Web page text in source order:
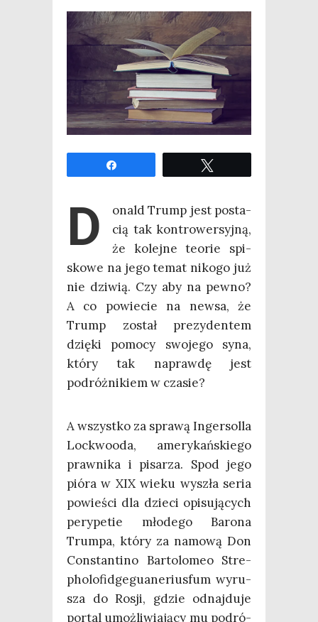
D
onald Trump jest posta­
cią tak kon­tro­wer­syj­ną,
że kolej­ne teo­rie spi­
sko­we na jego temat niko­go już
nie dzi­wią. Czy aby na pew­no?
A co powie­cie na new­sa, że
Trump został pre­zy­den­tem
dzię­ki pomo­cy swo­je­go syna,
któ­ry tak napraw­dę jest
podróż­ni­kiem w czasie?
A wszyst­ko za spra­wą Inger­sol­la
Loc­kwo­oda, ame­ry­kań­skie­go
praw­ni­ka i pisa­rza. Spod jego
pió­ra w XIX wie­ku wyszła seria
powie­ści dla dzie­ci opi­su­ją­cych
pery­pe­tie mło­de­go Baro­na
Trum­pa, któ­ry za namo­wą Don
Con­stan­ti­no Bar­to­lo­meo Stre­
pho­lo­fid­ge­gu­ane­rius­fum wyru­
sza do Rosji, gdzie odnaj­du­je
por­tal umoż­li­wia­ją­cy mu podró­